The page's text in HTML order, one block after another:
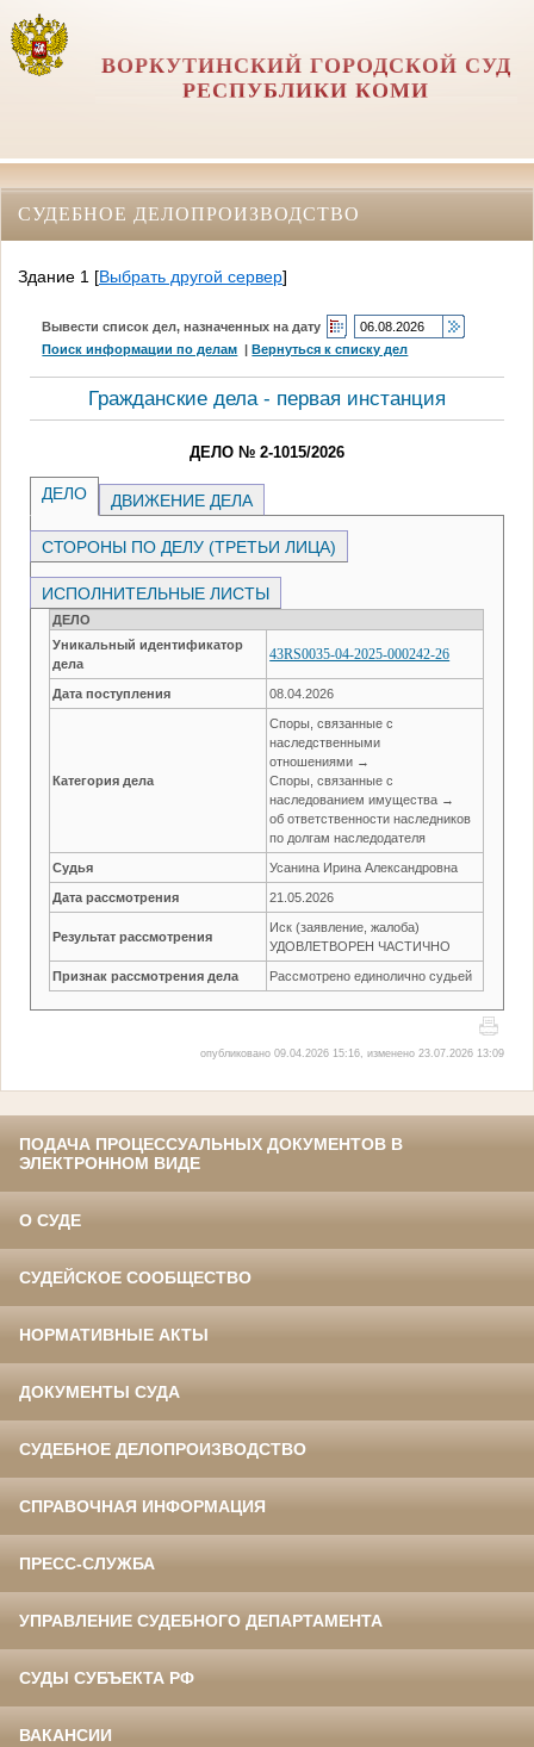
ВОРКУТИНСКИЙ ГОРОДСКОЙ СУД
РЕСПУБЛИКИ КОМИ
СУДЕБНОЕ ДЕЛОПРОИЗВОДСТВО
Здание 1 [Выбрать другой сервер]
Вывести список дел, назначенных на дату
Поиск информации по делам |Вернуться к списку дел
Гражданские дела - первая инстанция
ДЕЛО № 2-1015/2026
ДЕЛО ДВИЖЕНИЕ ДЕЛА
СТОРОНЫ ПО ДЕЛУ (ТРЕТЬИ ЛИЦА)
ИСПОЛНИТЕЛЬНЫЕ ЛИСТЫ
ДЕЛО
Уникальный идентификатор
дела
43RS0035-04-2025-000242-26
Дата поступления 08.04.2026
Категория дела
Споры, связанные с
наследственными
отношениями →
Споры, связанные с
наследованием имущества →
об ответственности наследников
по долгам наследодателя
Судья Усанина Ирина Александровна
Дата рассмотрения 21.05.2026
Результат рассмотрения
Иск (заявление, жалоба)
УДОВЛЕТВОРЕН ЧАСТИЧНО
Признак рассмотрения дела Рассмотрено единолично судьей
опубликовано 09.04.2026 15:16, изменено 23.07.2026 13:09
ПОДАЧА ПРОЦЕССУАЛЬНЫХ ДОКУМЕНТОВ В
ЭЛЕКТРОННОМ ВИДЕ
О СУДЕ
СУДЕЙСКОЕ СООБЩЕСТВО
НОРМАТИВНЫЕ АКТЫ
ДОКУМЕНТЫ СУДА
СУДЕБНОЕ ДЕЛОПРОИЗВОДСТВО
СПРАВОЧНАЯ ИНФОРМАЦИЯ
ПРЕСС-СЛУЖБА
УПРАВЛЕНИЕ СУДЕБНОГО ДЕПАРТАМЕНТА
СУДЫ СУБЪЕКТА РФ
ВАКАНСИИ